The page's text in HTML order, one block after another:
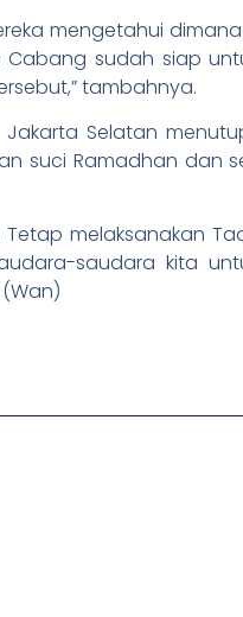
mengetahui
sudah siap
tambahnya.
Selatan
suci Ramadhan dan
melaksanakan
saudara kita